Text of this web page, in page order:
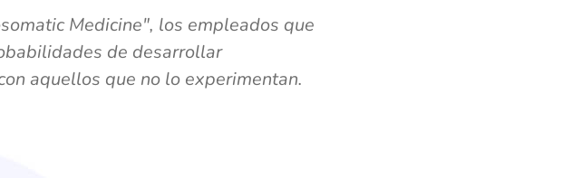
Medicine", los empleados que
de desarrollar
aquellos que no lo experimentan.